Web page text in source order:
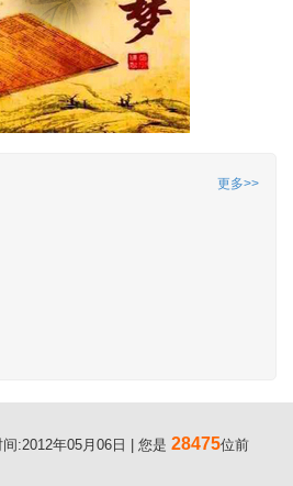
更多>>
间:2012年05月06日 | 您是 28475位前